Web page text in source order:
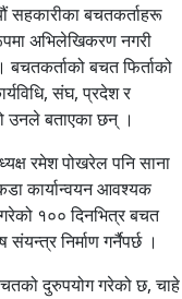
सहकारीका बचतकर्ताहरू
अभिलेखिकरण नगरी
बचतकर्ताको बचत फिर्ताको
संघ, प्रदेश र
उनले बताएका छन् ।
रमेश पोखरेल पनि साना
कार्यान्वयन आवश्यक
१०० दिनभित्र बचत
संयन्त्र निर्माण गर्नैपर्छ ।
दुरुपयोग गरेको छ, चाहे